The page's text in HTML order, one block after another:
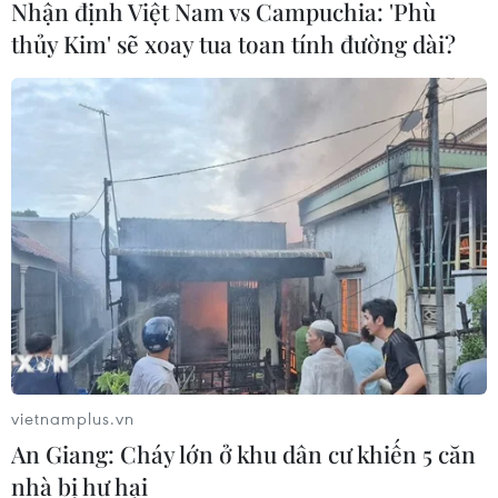
lập, tự chủ
06/08/2026 15:32
Thư mừng kỷ niệm 50 năm quan hệ
ngoại giao Việt Nam-Thái Lan
06/08/2026 15:07
Thái Lan-Myanmar thúc đẩy hợp tác
kinh tế và công nghệ vũ trụ
06/08/2026 13:35
Việt Nam-Thái Lan nhất trí thúc đẩy
triển khai thực chất Chiến lược "Ba
Nhận định Việt Nam vs Campuchia: 'Phù
thủy Kim' sẽ xoay tua toan tính đường dài?
vietnamplus.vn
An Giang: Cháy lớn ở khu dân cư khiến 5 căn
nhà bị hư hại